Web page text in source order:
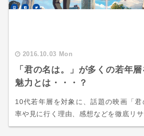
2016.10.03 Mon
「君の名は。」が多くの若年
魅力とは・・・？
10代若年層を対象に、話題の映画「君
率や見に行く理由、感想などを徹底リサ